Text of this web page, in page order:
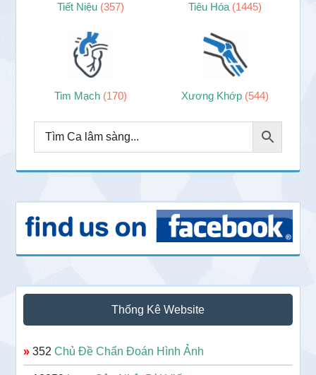
Tiết Niệu (357) Tiêu Hóa (1445)
Tim Mạch (170) Xương Khớp (544)
Thống Kê Website
» 352Chủ Đề Chẩn Đoán Hình Ảnh